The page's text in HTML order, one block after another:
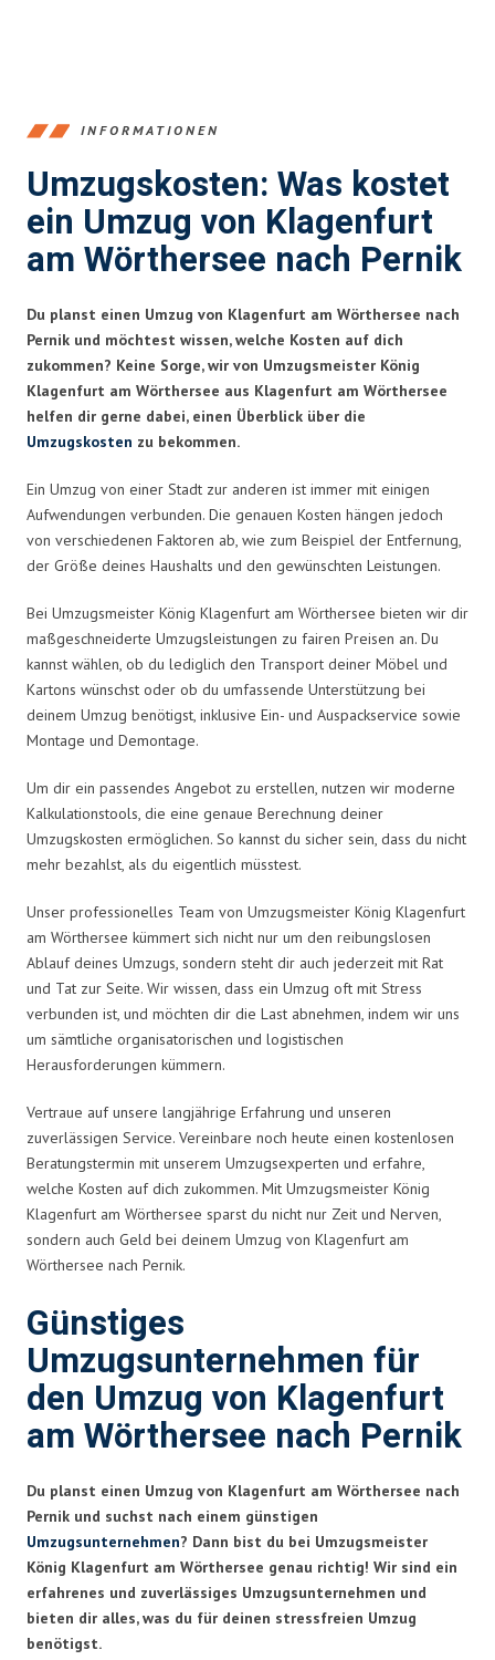
INFORMATIONEN
Umzugskosten: Was kostet
ein Umzug von Klagenfurt
am Wörthersee nach Pernik
Du planst einen Umzug von Klagenfurt am Wörthersee nach
Pernik und möchtest wissen, welche Kosten auf dich
zukommen? Keine Sorge, wir von Umzugsmeister König
Klagenfurt am Wörthersee aus Klagenfurt am Wörthersee
helfen dir gerne dabei, einen Überblick über die
Umzugskosten zu bekommen.
Ein Umzug von einer Stadt zur anderen ist immer mit einigen
Aufwendungen verbunden. Die genauen Kosten hängen jedoch
von verschiedenen Faktoren ab, wie zum Beispiel der Entfernung,
der Größe deines Haushalts und den gewünschten Leistungen.
Bei Umzugsmeister König Klagenfurt am Wörthersee bieten wir dir
maßgeschneiderte Umzugsleistungen zu fairen Preisen an. Du
kannst wählen, ob du lediglich den Transport deiner Möbel und
Kartons wünschst oder ob du umfassende Unterstützung bei
deinem Umzug benötigst, inklusive Ein- und Auspackservice sowie
Montage und Demontage.
Um dir ein passendes Angebot zu erstellen, nutzen wir moderne
Kalkulationstools, die eine genaue Berechnung deiner
Umzugskosten ermöglichen. So kannst du sicher sein, dass du nicht
mehr bezahlst, als du eigentlich müsstest.
Unser professionelles Team von Umzugsmeister König Klagenfurt
am Wörthersee kümmert sich nicht nur um den reibungslosen
Ablauf deines Umzugs, sondern steht dir auch jederzeit mit Rat
und Tat zur Seite. Wir wissen, dass ein Umzug oft mit Stress
verbunden ist, und möchten dir die Last abnehmen, indem wir uns
um sämtliche organisatorischen und logistischen
Herausforderungen kümmern.
Vertraue auf unsere langjährige Erfahrung und unseren
zuverlässigen Service. Vereinbare noch heute einen kostenlosen
Beratungstermin mit unserem Umzugsexperten und erfahre,
welche Kosten auf dich zukommen. Mit Umzugsmeister König
Klagenfurt am Wörthersee sparst du nicht nur Zeit und Nerven,
sondern auch Geld bei deinem Umzug von Klagenfurt am
Wörthersee nach Pernik.
Günstiges
Umzugsunternehmen für
den Umzug von Klagenfurt
am Wörthersee nach Pernik
Du planst einen Umzug von Klagenfurt am Wörthersee nach
Pernik und suchst nach einem günstigen
Umzugsunternehmen? Dann bist du bei Umzugsmeister
König Klagenfurt am Wörthersee genau richtig! Wir sind ein
erfahrenes und zuverlässiges Umzugsunternehmen und
bieten dir alles, was du für deinen stressfreien Umzug
benötigst.